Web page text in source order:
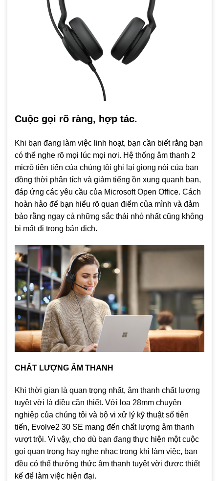
Cuộc gọi rõ ràng, hợp tác.
Khi bạn đang làm việc linh hoạt, bạn cần biết rằng bạn
có thể nghe rõ mọi lúc mọi nơi. Hệ thống âm thanh 2
micrô tiên tiến của chúng tôi ghi lại giọng nói của bạn
đồng thời phân tích và giảm tiếng ồn xung quanh bạn,
đáp ứng các yêu cầu của Microsoft Open Office. Cách
hoàn hảo để bạn hiểu rõ quan điểm của mình và đảm
bảo rằng ngay cả những sắc thái nhỏ nhất cũng không
bị mất đi trong bản dịch.
CHẤT LƯỢNG ÂM THANH
Khi thời gian là quan trọng nhất, âm thanh chất lượng
tuyệt vời là điều cần thiết. Với loa 28mm chuyên
nghiệp của chúng tôi và bộ vi xử lý kỹ thuật số tiên
tiến, Evolve2 30 SE mang đến chất lượng âm thanh
vượt trội. Vì vậy, cho dù bạn đang thực hiện một cuộc
gọi quan trọng hay nghe nhạc trong khi làm việc, bạn
đều có thể thưởng thức âm thanh tuyệt vời được thiết
kế để làm việc hiện đại.